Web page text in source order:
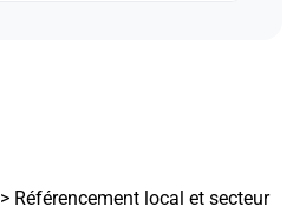
> Référencement local et secteur